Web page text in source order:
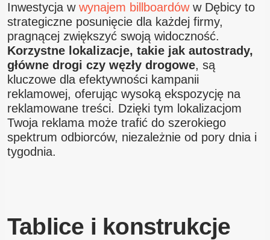
Inwestycja w wynajem billboardóww Dębicy to
strategiczne posunięcie dla każdej firmy,
pragnącej zwiększyć swoją widoczność.
Korzystne lokalizacje, takie jak autostrady,
główne drogi czy węzły drogowe, są
kluczowe dla efektywności kampanii
reklamowej, oferując wysoką ekspozycję na
reklamowane treści. Dzięki tym lokalizacjom
Twoja reklama może trafić do szerokiego
spektrum odbiorców, niezależnie od pory dnia i
tygodnia.
Tablice i konstrukcje